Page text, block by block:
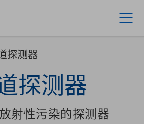
探测器
探测器
射性污染的探测器